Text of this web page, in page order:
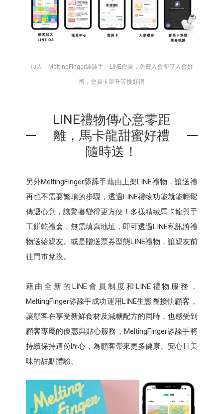
加入「MeltingFinger舔舔手」LINE會員，免費入會即享入會好
禮，會員卡還升等換好禮
LINE禮物傳心意零距
離，馬卡龍甜蜜好禮
隨時送！
另外MeltingFinger舔舔手藉由上架LINE禮物，讓送禮
再也不需要繁瑣的步驟，透過LINE禮物功能就能輕鬆
傳遞心意，讓驚喜變得更方便！多樣精緻馬卡龍與手
工餅乾禮盒，無需填寫地址，即可透過LINE私訊將禮
物送給親友。或是贈送票券型態LINE禮物，讓親友前
往門市兌換。
藉由全新的LINE會員制度和LINE禮物服務，
MeltingFinger舔舔手成功運用LINE生態圈接軌顧客，
讓顧客在享受新鮮食材及減糖配方的同時，也感受到
顧客專屬的優惠與貼心服務，MeltingFinger舔舔手將
持續保持這份匠心，為顧客帶來更多健康、安心且美
味的甜點體驗。